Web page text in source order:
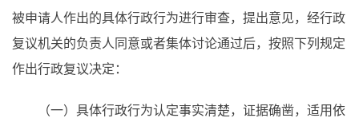
被申请人作出的具体行政行为进行审查，提出意见，经行政
复议机关的负责人同意或者集体讨论通过后，按照下列规定
作出行政复议决定：
（一）具体行政行为认定事实清楚，证据确凿，适用依